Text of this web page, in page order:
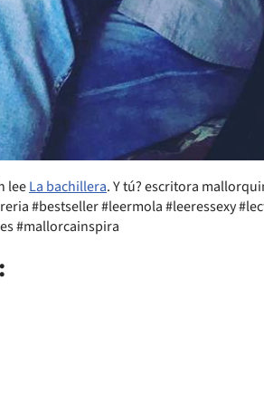
leeLa bachillera. Y tú? escritora
#bestseller #leermola #leeressexy
#mallorcainspira